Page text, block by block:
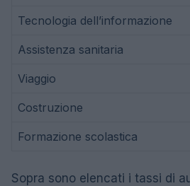
Tecnologia dell’informazione
Assistenza sanitaria
Viaggio
Costruzione
Formazione scolastica
Sopra sono elencati i tassi di